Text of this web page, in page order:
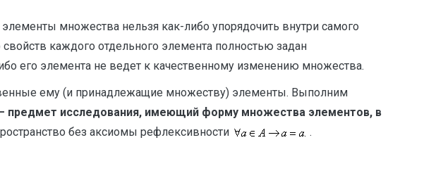
множества нельзя как-либо упорядочить внутри самого
каждого отдельного элемента полностью задан
его элемента не ведет к качественному изменению множества.
ему (и принадлежащие множеству) элементы. Выполним
предмет исследования, имеющий форму множества элементов, в
без аксиомы рефлексивности
.